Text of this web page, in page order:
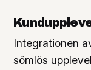
Integrationen
sömlös